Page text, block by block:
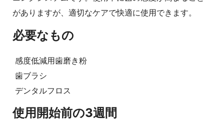
がありますが、適切なケアで快適に使用できます。
必要なもの
感度低減用歯磨き粉
歯ブラシ
デンタルフロス
使用開始前の3週間